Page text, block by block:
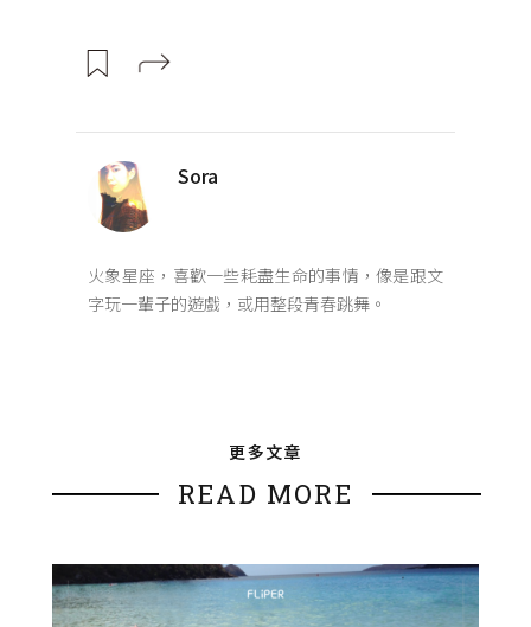
Sora
火象星座，喜歡一些耗盡生命的事情，像是跟文
字玩一輩子的遊戲，或用整段青春跳舞。
更多文章
READ MORE